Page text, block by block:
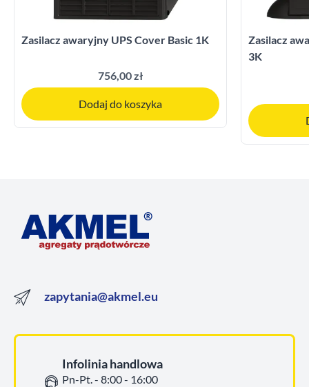
Zasilacz awaryjny UPS Cover Basic 1K
756,00 zł
Dodaj do koszyka
Zasilacz
3K
zapytania@akmel.eu
Infolinia handlowa
Pn-Pt. - 8:00 - 16:00